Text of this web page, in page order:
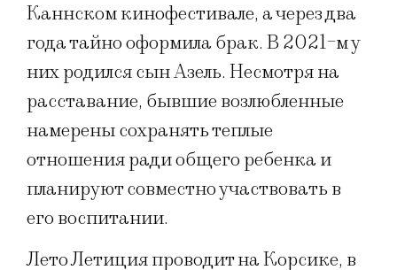
Каннском кинофестивале, а через два
года тайно оформила брак. В 2021-м у
них родился сын Азель. Несмотря на
расставание, бывшие возлюбленные
намерены сохранять теплые
отношения ради общего ребенка и
планируют совместно участвовать в
его воспитании.
Лето Летиция проводит на Корсике, в